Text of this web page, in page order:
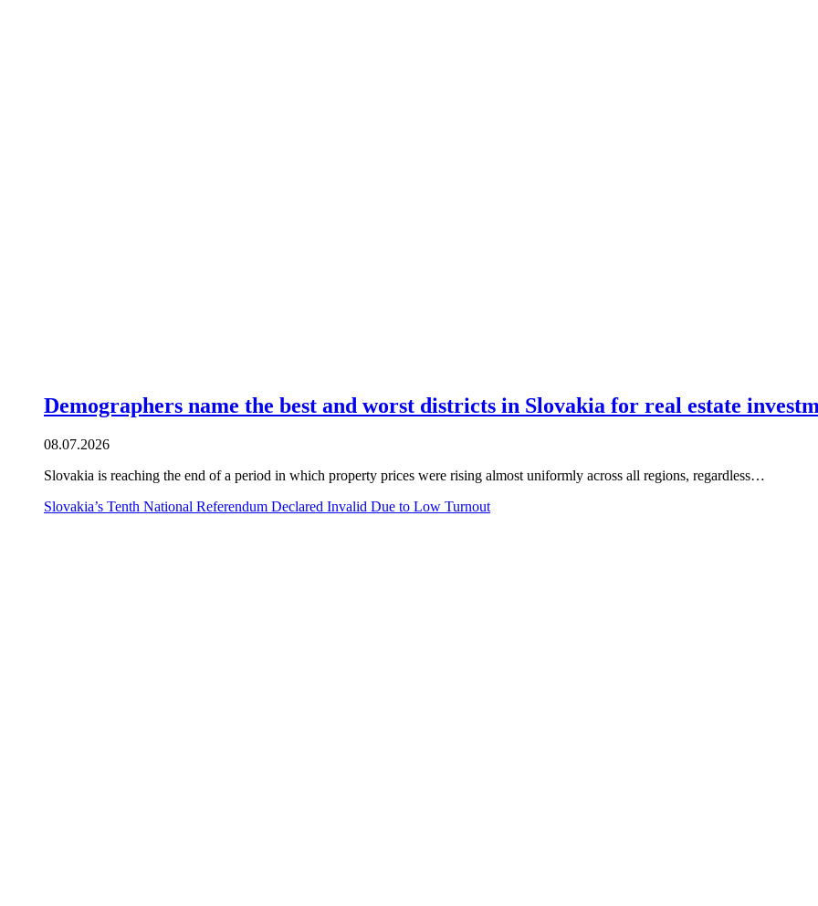
Demographers name the best and worst districts in Slovakia for real estate
08.07.2026
Slovakia is reaching the end of a period in which property prices were rising almost uniformly across all regions, regardless…
Slovakia’s Tenth National Referendum Declared Invalid Due to Low Turnout